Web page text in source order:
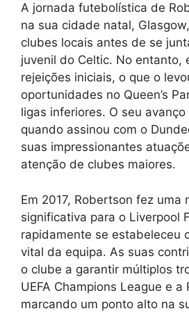
A jornada futebolística de
na sua cidade natal,
clubes locais antes de se
juvenil do Celtic. No entanto,
rejeições iniciais, o que o
oportunidades no Queen’s
ligas inferiores. O seu
quando assinou com o
suas impressionantes
atenção de clubes maiores.
Em 2017, Robertson fez uma
significativa para o Liverpool
rapidamente se estabeleceu
vital da equipa. As suas
o clube a garantir múltiplos
UEFA Champions League e a
marcando um ponto alto na